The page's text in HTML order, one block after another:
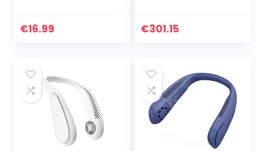
LED Licht 3 Speeds
€16.99
Ventilator
…
€301.15